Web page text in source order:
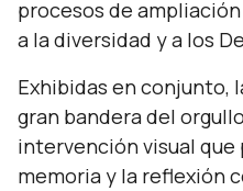
procesos de
a la diversidad y a los
Exhibidas en conjunto,
gran bandera del
intervención visual que
memoria y la reflexión